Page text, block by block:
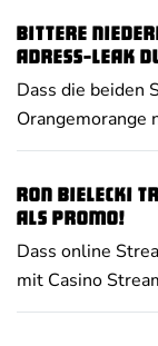
Bittere
Adress-Leak
Dass die beiden
Orangemorange
Ron Bielecki
als Promo!
Dass online
mit Casino